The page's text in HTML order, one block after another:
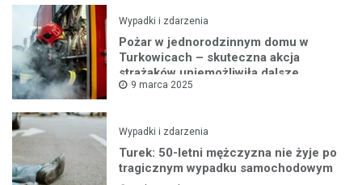
Wypadki i zdarzenia
Pożar w jednorodzinnym domu w
Turkowicach – skuteczna akcja
strażaków uniemożliwiła dalsze
rozprzestrzenianie się ognia
9 marca 2025
Wypadki i zdarzenia
Turek: 50-letni mężczyzna nie żyje po
tragicznym wypadku samochodowym